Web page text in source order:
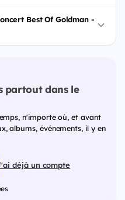
Best Of Goldman -
partout dans le
n'importe où, et avant
albums, événements, il y en
déjà un compte